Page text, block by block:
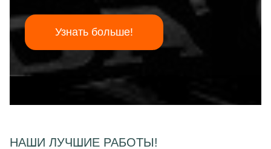
Узнать больше!
НАШИ ЛУЧШИЕ РАБОТЫ!